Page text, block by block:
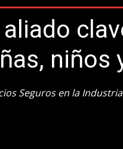
niños
Seguros en la